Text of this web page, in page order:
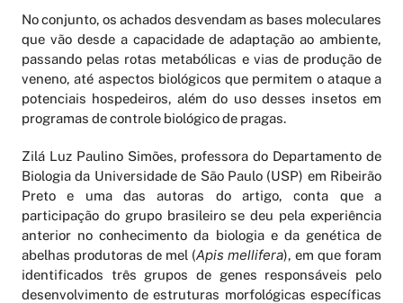
No conjunto, os achados desvendam as bases moleculares
que vão desde a capacidade de adaptação ao ambiente,
passando pelas rotas metabólicas e vias de produção de
veneno, até aspectos biológicos que permitem o ataque a
potenciais hospedeiros, além do uso desses insetos em
programas de controle biológico de pragas.
Zilá Luz Paulino Simões, professora do Departamento de
Biologia da Universidade de São Paulo (USP) em Ribeirão
Preto e uma das autoras do artigo, conta que a
participação do grupo brasileiro se deu pela experiência
anterior no conhecimento da biologia e da genética de
abelhas produtoras de mel (Apis mellifera), em que foram
identificados três grupos de genes responsáveis pelo
desenvolvimento de estruturas morfológicas específicas